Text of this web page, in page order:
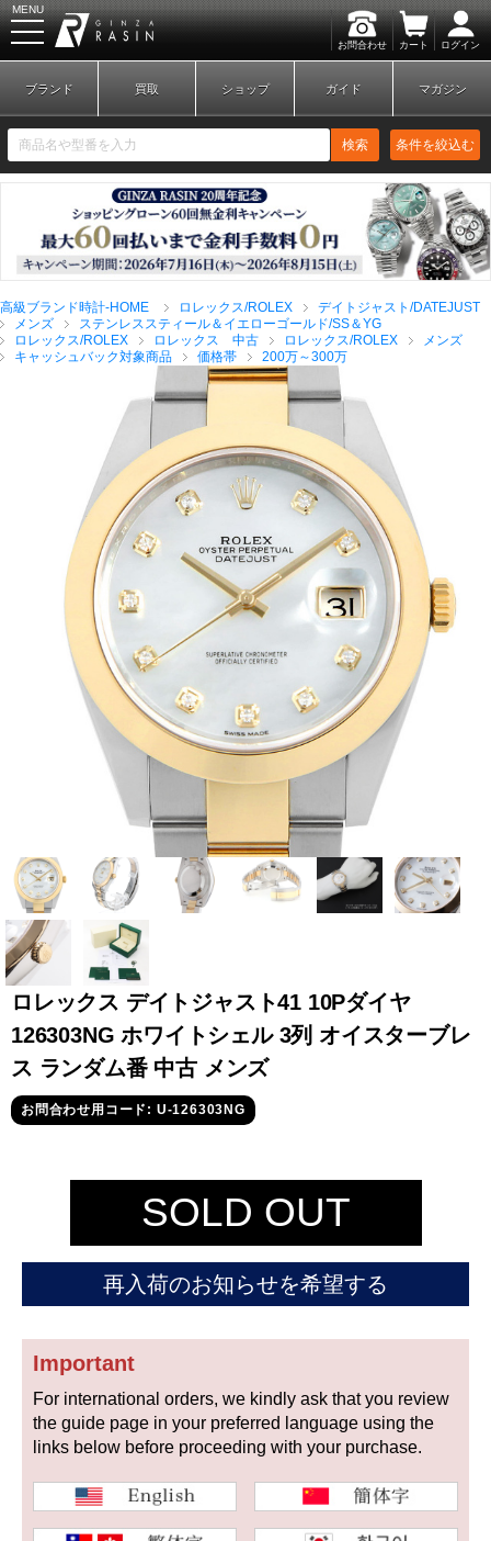
お問合わせ カート ログイン
MENU
新規会員登録 ログイン
ブランドから探す
全てのブランドを見
る
ロレックス
パテック
フィリップ
オーデマピゲ ウブロ カルティエ
グランド
セイコー
コンスタンタン
商品の状態から探す
新品
中古品 アンティーク品
WEB限定品 SALE
ブランド 買取 ショップ ガイド マガジン
検索 条件を絞込む
高級ブランド時計-HOME ロレックス/ROLEX
デイトジャスト/DATEJUST
メンズ
ステンレススティール＆イエローゴールド/SS＆YG
ロレックス/ROLEX
ロレックス 中古 ロレックス/ROLEX
メンズ
キャッシュバック対象商品
価格帯 200万～300万
ロレックス デイトジャスト41 10Pダイヤ
126303NG ホワイトシェル 3列 オイスターブレ
ス ランダム番 中古 メンズ
お問合わせ用コード: U-126303NG
SOLD OUT
再入荷のお知らせを希望する
Important
For international orders, we kindly ask that you review
the guide page in your preferred language using the
links below before proceeding with your purchase.